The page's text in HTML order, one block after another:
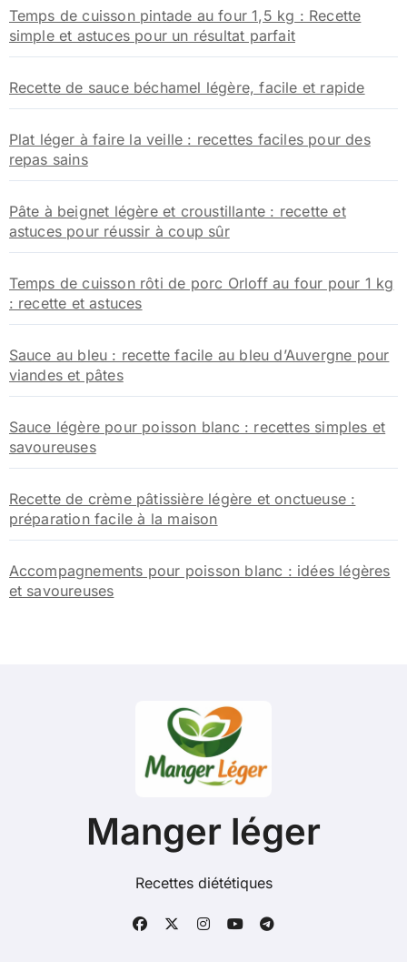
Temps de cuisson pintade au four 1,5 kg : Recette
simple et astuces pour un résultat parfait
Recette de sauce béchamel légère, facile et rapide
Plat léger à faire la veille : recettes faciles pour des
repas sains
Pâte à beignet légère et croustillante : recette et
astuces pour réussir à coup sûr
Temps de cuisson rôti de porc Orloff au four pour 1 kg
: recette et astuces
Sauce au bleu : recette facile au bleu d’Auvergne pour
viandes et pâtes
Sauce légère pour poisson blanc : recettes simples et
savoureuses
Recette de crème pâtissière légère et onctueuse :
préparation facile à la maison
Accompagnements pour poisson blanc : idées légères
et savoureuses
Manger léger
Recettes diététiques